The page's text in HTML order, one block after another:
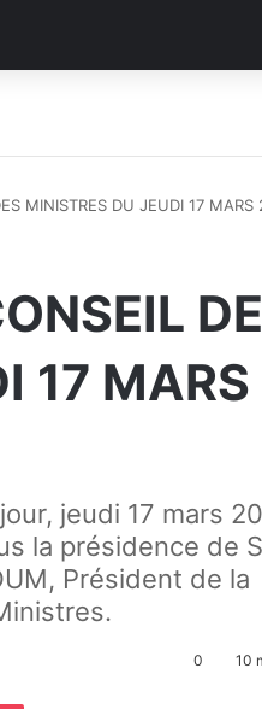
MINISTRES DU JEUDI 17 MARS
17 MARS
jeudi 17 mars
la présidence de
Président de la
0 10